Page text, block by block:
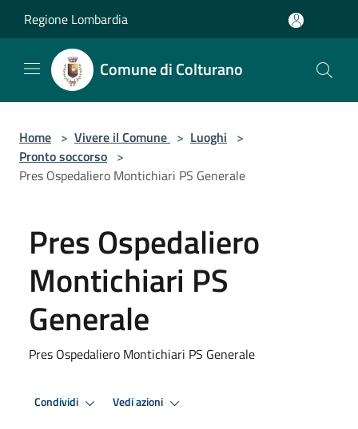
Regione Lombardia
Comune di Colturano
Home > Vivere il Comune > Luoghi >
Pronto soccorso >
Pres Ospedaliero Montichiari PS Generale
Pres Ospedaliero
Montichiari PS
Generale
Pres Ospedaliero Montichiari PS Generale
Condividi Vedi azioni